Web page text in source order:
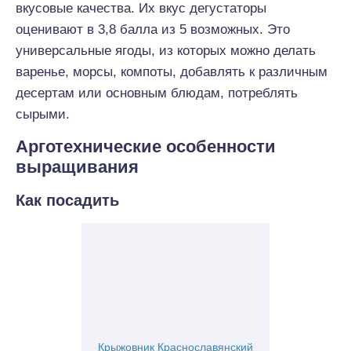
вкусовые качества. Их вкус дегустаторы
оценивают в 3,8 балла из 5 возможных. Это
универсальные ягоды, из которых можно делать
варенье, морсы, компоты, добавлять к различным
десертам или основным блюдам, потреблять
сырыми.
Арготехнические особенности
выращивания
Как посадить
Крыжовник Краснославянский